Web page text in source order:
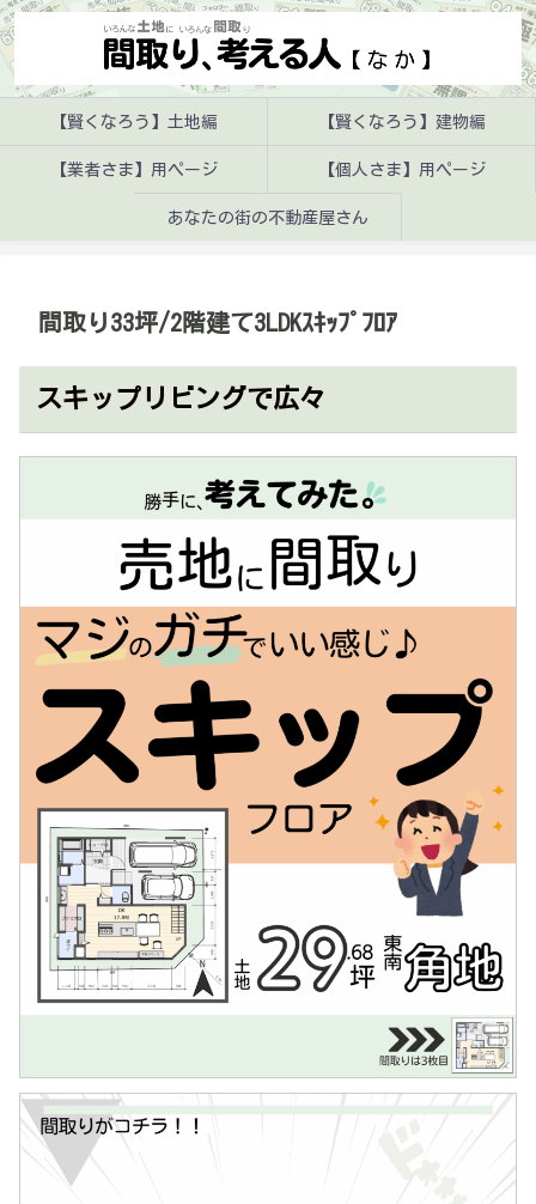
【賢くなろう】土地編 【賢くなろう】建物編
【業者さま】用ページ 【個人さま】用ページ
あなたの街の不動産屋さん
間取り33坪/2階建て3LDKｽｷｯﾌﾟﾌﾛｱ
スキップリビングで広々